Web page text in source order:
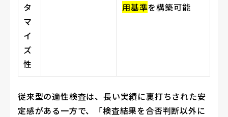
タ
マ
イ
ズ
性
用基準を構築可能
従来型の適性検査は、長い実績に裏打ちされた安
定感がある一方で、「検査結果を合否判断以外に